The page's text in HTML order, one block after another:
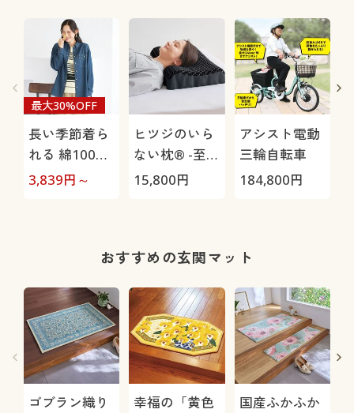
長い季節着ら
れる 綿100%
デニムシャツ
最大30%OFF
3,839円～
ヒツジのいら
ない枕® -至
極-
15,800円
アシスト電動
三輪自転車
184,800円
おすすめの玄関マット
ゴブラン織り
幸福の「黄色
国産ふかふか